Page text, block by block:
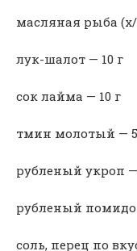
масляная рыба (х/
лук-шалот — 10 г
сок лайма — 10 г
тмин молотый —
рубленый укроп —
рубленый
соль, перец по